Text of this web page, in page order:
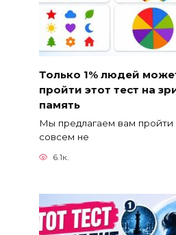
Только 1% людей
пройти этот тест на
память
Мы предлагаем вам пройти
совсем не
6.1к.